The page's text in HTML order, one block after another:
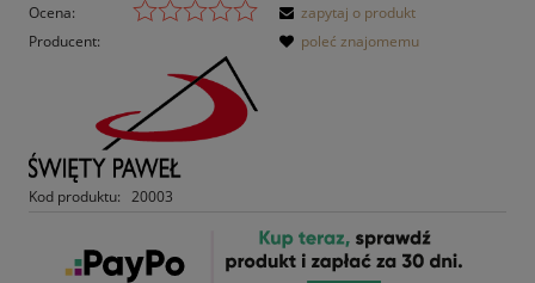
Ocena:
Producent:
Kod produktu: 20003
zapytaj o produkt
poleć znajomemu